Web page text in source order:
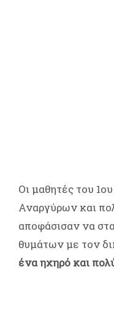
Οι μαθητές του
Αναργύρων και
αποφάσισαν να
θυμάτων με τον
ένα ηχηρό και